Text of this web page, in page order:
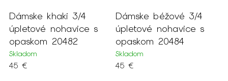
Dámske khaki 3/4
úpletové nohavice s
opaskom 20482
Skladom
45 €
Dámske béžové 3/4
úpletové nohavice s
opaskom 20484
Skladom
45 €